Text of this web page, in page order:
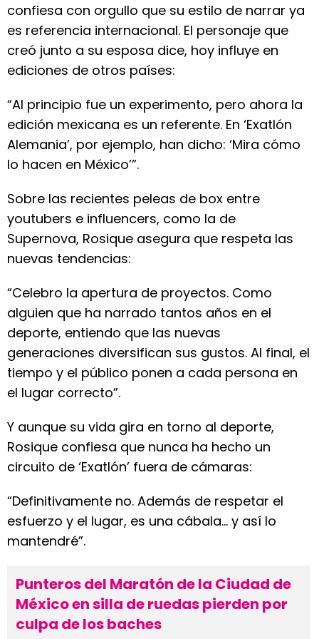
confiesa con orgullo que su estilo de narrar ya
es referencia internacional. El personaje que
creó junto a su esposa dice, hoy influye en
ediciones de otros países:
“Al principio fue un experimento, pero ahora la
edición mexicana es un referente. En ‘Exatlón
Alemania’, por ejemplo, han dicho: ‘Mira cómo
lo hacen en México’”.
Sobre las recientes peleas de box entre
youtubers e influencers, como la de
Supernova, Rosique asegura que respeta las
nuevas tendencias:
“Celebro la apertura de proyectos. Como
alguien que ha narrado tantos años en el
deporte, entiendo que las nuevas
generaciones diversifican sus gustos. Al final, el
tiempo y el público ponen a cada persona en
el lugar correcto”.
Y aunque su vida gira en torno al deporte,
Rosique confiesa que nunca ha hecho un
circuito de ‘Exatlón’ fuera de cámaras:
“Definitivamente no. Además de respetar el
esfuerzo y el lugar, es una cábala… y así lo
mantendré”.
Punteros del Maratón de la Ciudad de
México en silla de ruedas pierden por
culpa de los baches